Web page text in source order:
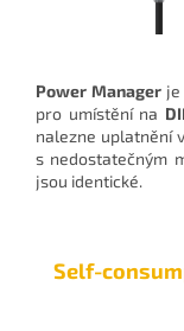
Power Manager je
pro umístění na
nalezne uplatnění
s nedostatečným
jsou identické.
Self-